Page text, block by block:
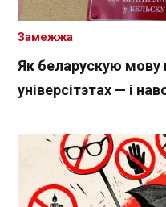
Як беларускую мову
універсітэтах — і
Замежжа